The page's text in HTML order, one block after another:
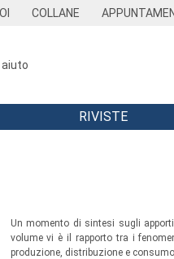
COLLANE
aiuto
RIVISTE
Un momento di sintesi sugli
volume vi è il rapporto tra i
produzione, distribuzione e